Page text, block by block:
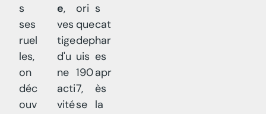
s
ses
ruel
les,
on
déc
ouv
e,
ves
tige
d'u
ne
acti
vité
ori
que
dep
uis
190
7,
se
s
cat
har
es
apr
ès
la